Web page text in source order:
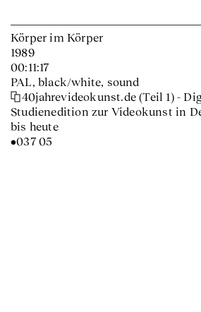
Körper im Körper
1989
00:11:17
PAL, black/white, sound
40jahrevideokunst.de (Teil 1) -
Studienedition zur Videokunst in
bis heute
•037 05